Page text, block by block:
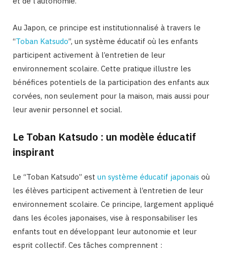
Au Japon, ce principe est institutionnalisé à travers le
“Toban Katsudo’’, un système éducatif où les enfants
participent activement à l’entretien de leur
environnement scolaire. Cette pratique illustre les
bénéfices potentiels de la participation des enfants aux
corvées, non seulement pour la maison, mais aussi pour
leur avenir personnel et social.
Le Toban Katsudo : un modèle éducatif
inspirant
Le “Toban Katsudo” est un système éducatif japonais où
les élèves participent activement à l’entretien de leur
environnement scolaire. Ce principe, largement appliqué
dans les écoles japonaises, vise à responsabiliser les
enfants tout en développant leur autonomie et leur
esprit collectif. Ces tâches comprennent :